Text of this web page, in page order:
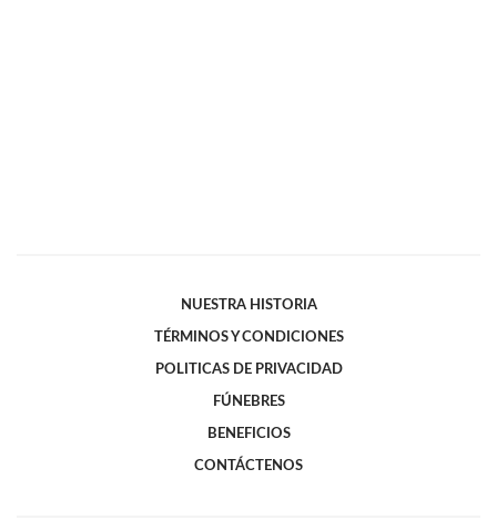
NUESTRA HISTORIA
TÉRMINOS Y CONDICIONES
POLITICAS DE PRIVACIDAD
FÚNEBRES
BENEFICIOS
CONTÁCTENOS